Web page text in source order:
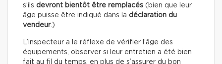
s’ils devront bientôt être remplacés (bien que leur
âge puisse être indiqué dans la déclaration du
vendeur.)
L’inspecteur a le réflexe de vérifier l’âge des
équipements, observer si leur entretien a été bien
fait au fil du temps, en plus de s’assurer du bon